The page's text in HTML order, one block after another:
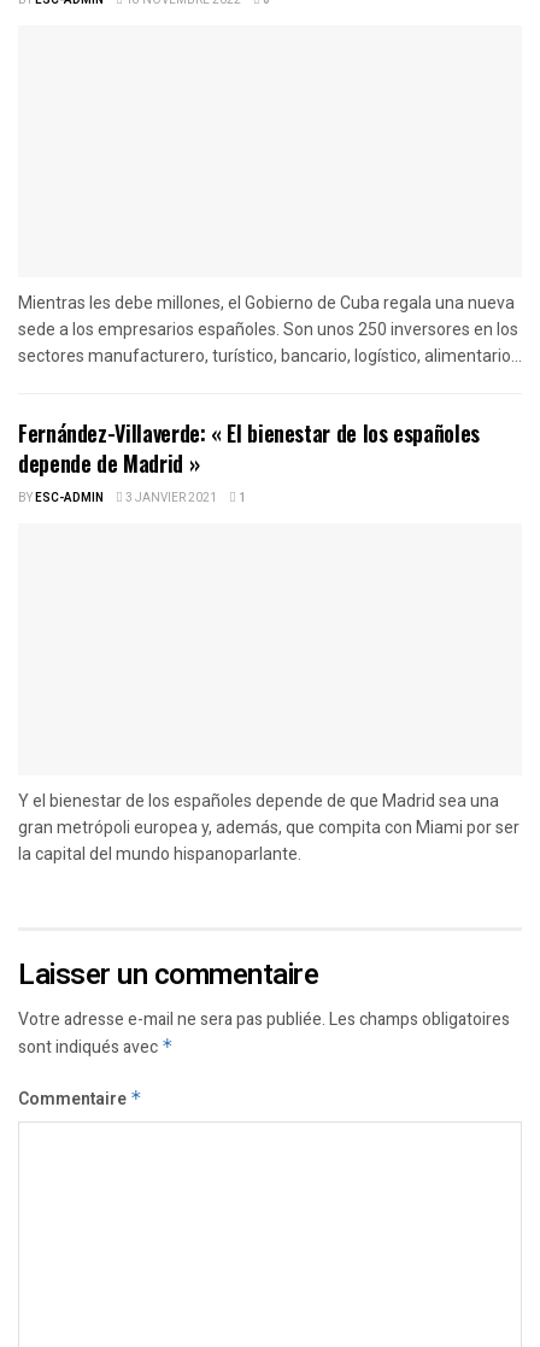
Mientras les debe millones, el Gobierno de Cuba regala una nueva
sede a los empresarios españoles. Son unos 250 inversores en los
sectores manufacturero, turístico, bancario, logístico, alimentario...
Fernández-Villaverde: « El bienestar de los españoles
depende de Madrid »
BYESC-ADMIN 3 JANVIER 2021 1
Y el bienestar de los españoles depende de que Madrid sea una
gran metrópoli europea y, además, que compita con Miami por ser
la capital del mundo hispanoparlante.
Laisser un commentaire
Votre adresse e-mail ne sera pas publiée.Les champs obligatoires
sont indiqués avec *
Commentaire *